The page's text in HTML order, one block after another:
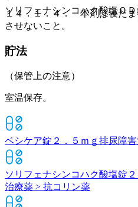
ソリフェナシンコハク酸塩Ｏ
１４．１．４． 本剤は寝た
させないこと。
貯法
（保管上の注意）
室温保存。
ベシケア錠２．５ｍｇ 排尿障
ソリフェナシンコハク酸塩錠２
治療薬 > 抗コリン薬